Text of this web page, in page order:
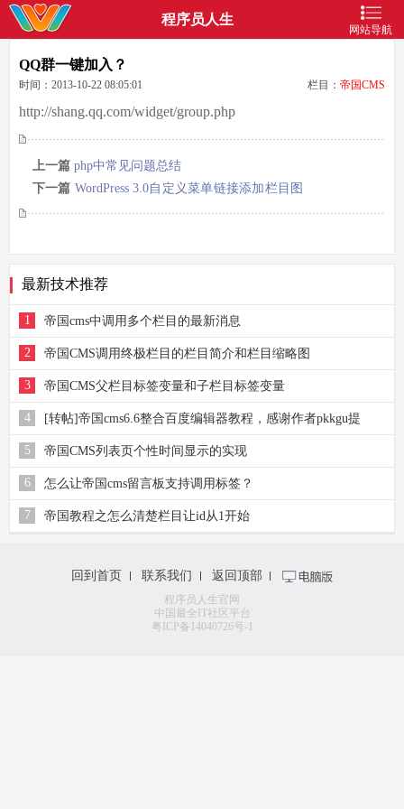
程序员人生
网站导航
QQ群一键加入？
栏目： 帝国CMS
时间：2013-10-22 08:05:01
http://shang.qq.com/widget/group.php
上一篇 php中常见问题总结
下一篇 WordPress 3.0自定义菜单链接添加栏目图
标
最新技术推荐
1 帝国cms中调用多个栏目的最新消息
2 帝国CMS调用终极栏目的栏目简介和栏目缩略图
3 帝国CMS父栏目标签变量和子栏目标签变量
4 [转帖]帝国cms6.6整合百度编辑器教程，感谢作者pkkgu提
供！
5 帝国CMS列表页个性时间显示的实现
6 怎么让帝国cms留言板支持调用标签？
7 帝国教程之怎么清楚栏目让id从1开始
回到首页 联系我们 返回顶部
程序员人生官网
中国最全IT社区平台
粤ICP备14040726号-1